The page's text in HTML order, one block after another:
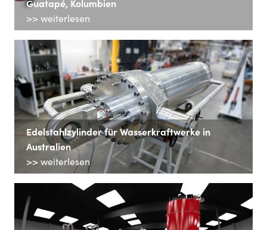
Guatapé, Kolumbien
>> weiterlesen
Edelstahlzylinder für Wasserkraftwerke in
Australien
>> weiterlesen